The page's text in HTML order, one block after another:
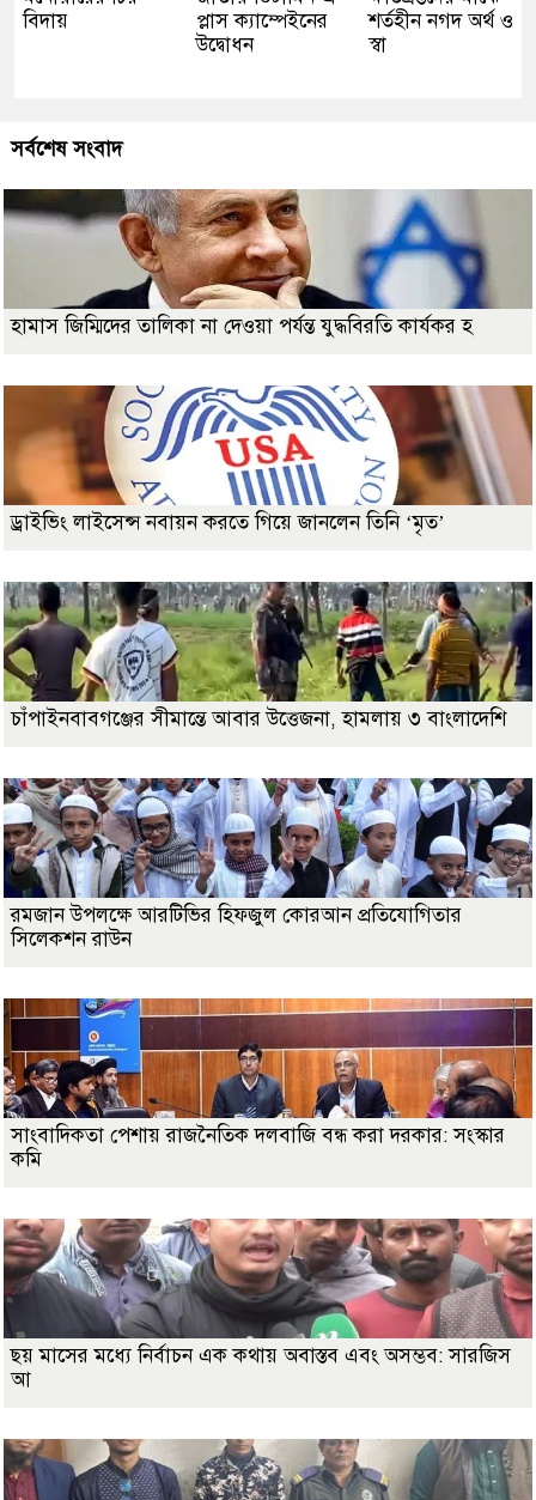
বিদায়
প্লাস ক্যাম্পেইনের
উদ্বোধন
শর্তহীন নগদ অর্থ ও
স্বা
সর্বশেষ সংবাদ
হামাস জিম্মিদের তালিকা না দেওয়া পর্যন্ত যুদ্ধবিরতি কার্যকর হ
ড্রাইভিং লাইসেন্স নবায়ন করতে গিয়ে জানলেন তিনি ‘মৃত’
চাঁপাইনবাবগঞ্জের সীমান্তে আবার উত্তেজনা, হামলায় ৩ বাংলাদেশি
রমজান উপলক্ষে আরটিভির হিফজুল কোরআন প্রতিযোগিতার
সিলেকশন রাউন
সাংবাদিকতা পেশায় রাজনৈতিক দলবাজি বন্ধ করা দরকার: সংস্কার
কমি
ছয় মাসের মধ্যে নির্বাচন এক কথায় অবাস্তব এবং অসম্ভব: সারজিস
আ